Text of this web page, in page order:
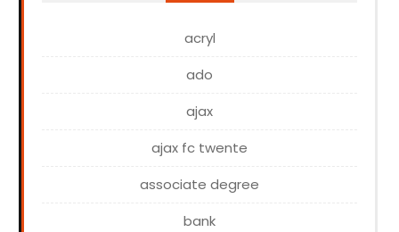
acryl
ado
ajax
ajax fc twente
associate degree
bank